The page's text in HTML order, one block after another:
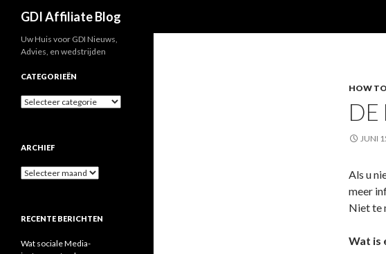
GDI Affiliate Blog
HOW TO
DE
JUNI
Als u
meer
Niet te
Wat is
Uw Huis voor GDI Nieuws,
Advies, en wedstrijden
CATEGORIEËN
Categorieën
ARCHIEF
Archief
RECENTE BERICHTEN
Wat sociale Media-